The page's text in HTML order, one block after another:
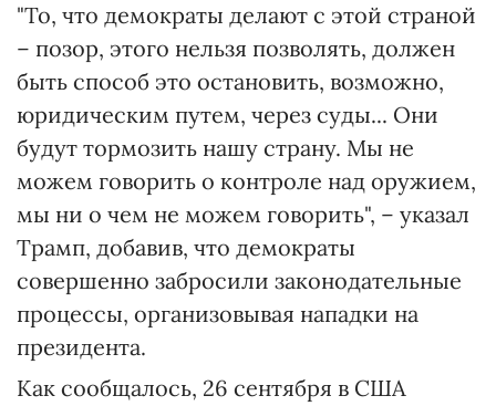
"То, что демократы делают с этой страной
– позор, этого нельзя позволять, должен
быть способ это остановить, возможно,
юридическим путем, через суды... Они
будут тормозить нашу страну. Мы не
можем говорить о контроле над оружием,
мы ни о чем не можем говорить", – указал
Трамп, добавив, что демократы
совершенно забросили законодательные
процессы, организовывая нападки на
президента.
Как сообщалось, 26 сентября в США